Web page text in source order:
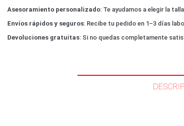
Asesoramiento personalizado: Te ayudamos a elegir la
Envíos rápidos y seguros: Recibe tu pedido en 1–3 días
Devoluciones gratuitas: Si no quedas completamente